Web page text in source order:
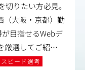
りたい方必見。
（大阪・京都）勤
目指せるWebデ
厳選してご紹…
スピード選考